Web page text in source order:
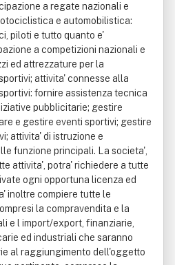
a regate nazionali e
e automobilistica:
piloti e tutto quanto e'
a competizioni nazionali e
ed attrezzature per la
attivita' connesse alla
fornire assistenza tecnica
pubblicitarie; gestire
e gestire eventi sportivi; gestire
attivita' di istruzione e
funzione principali. La societa',
attivita', potra' richiedere a tutte
ogni opportuna licenza ed
inoltre compiere tutte le
la compravendita e la
e l import/export, finanziarie,
ed industriali che saranno
al raggiungimento dell'oggetto